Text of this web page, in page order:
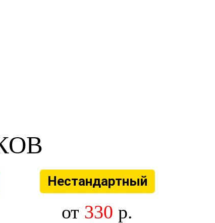
Нестандартный
от 330 р.